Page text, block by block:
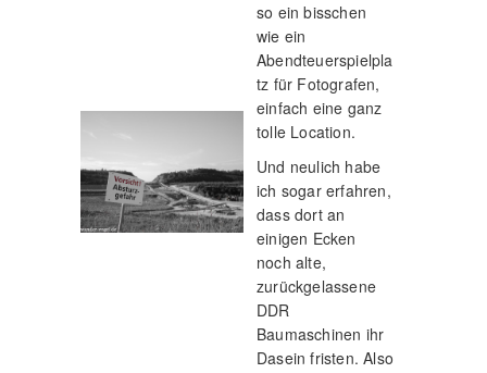
so ein bisschen
wie ein
Abendteuerspielpla
tz für Fotografen,
einfach eine ganz
tolle Location.
Und neulich habe
ich sogar erfahren,
dass dort an
einigen Ecken
noch alte,
zurückgelassene
DDR
Baumaschinen ihr
Dasein fristen. Also